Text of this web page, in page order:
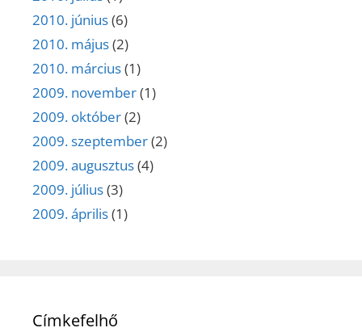
2010. június(6)
2010. május(2)
2010. március(1)
2009. november(1)
2009. október(2)
2009. szeptember(2)
2009. augusztus(4)
2009. július(3)
2009. április(1)
Címkefelhő